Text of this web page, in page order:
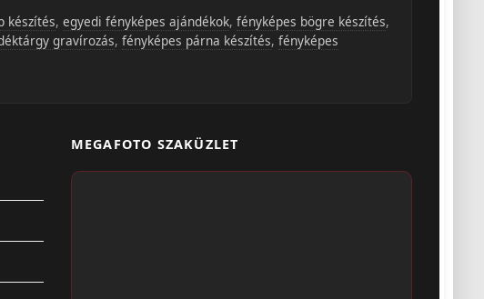
készítés, egyedi fényképes ajándékok, fényképes bögre készítés,
gravírozás, fényképes párna készítés, fényképes
MEGAFOTO SZAKÜZLET